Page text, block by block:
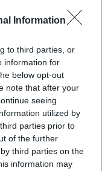
Information
to third parties, or
information for
below opt-out
note that after your
seeing
utilized by
parties prior to
of the further
third parties on the
information may
Az első adás pedig
az m1-en.